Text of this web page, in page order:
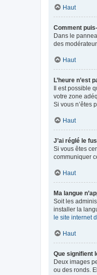
Haut
Comment
Dans le
des
Haut
L’heure n’est
Il est possible
votre zone
Si vous n’êtes
Haut
J’ai réglé le
Si vous êtes
communiquer
Haut
Ma langue
Soit les
installer la
le site internet
Haut
Que signifient
Deux images
ou des ronds.